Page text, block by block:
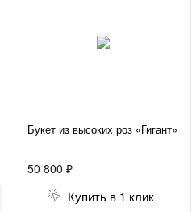
Букет из высоких роз «Гигант»
50 800 ₽
Купить в 1 клик